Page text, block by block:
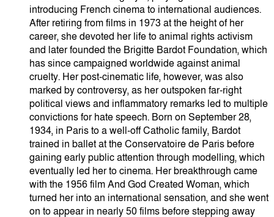
introducing French cinema to international audiences.
After retiring from films in 1973 at the height of her
career, she devoted her life to animal rights activism
and later founded the Brigitte Bardot Foundation, which
has since campaigned worldwide against animal
cruelty. Her post-cinematic life, however, was also
marked by controversy, as her outspoken far-right
political views and inflammatory remarks led to multiple
convictions for hate speech. Born on September 28,
1934, in Paris to a well-off Catholic family, Bardot
trained in ballet at the Conservatoire de Paris before
gaining early public attention through modelling, which
eventually led her to cinema. Her breakthrough came
with the 1956 film And God Created Woman, which
turned her into an international sensation, and she went
on to appear in nearly 50 films before stepping away